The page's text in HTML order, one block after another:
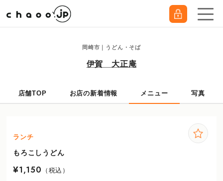
岡崎市｜うどん・そば
伊賀 大正庵
店舗TOP お店の新着情報 メニュー 写真
ランチ
もろこしうどん
¥1,150 （税込）